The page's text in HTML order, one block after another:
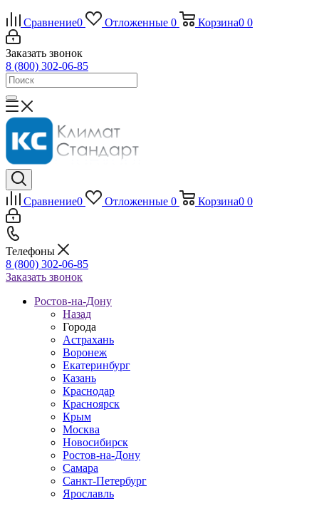
Сравнение0 Отложенные 0 Корзина0 0
Заказать звонок
8 (800) 302-06-85
Сравнение0 Отложенные 0 Корзина0 0
Телефоны
8 (800) 302-06-85
Заказать звонок
Ростов-на-Дону
Назад
Города
Астрахань
Воронеж
Екатеринбург
Казань
Краснодар
Красноярск
Крым
Москва
Новосибирск
Ростов-на-Дону
Самара
Санкт-Петербург
Ярославль